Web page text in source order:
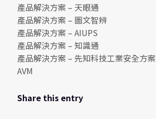
產品解決方案 – 天眼通
產品解決方案 – 圖文智辨
產品解決方案 – AIUPS
產品解決方案 – 知識通
產品解決方案 – 先知科技工業安全方案
AVM
Share this entry